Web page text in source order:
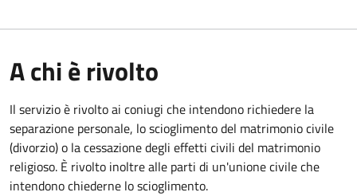
A chi è rivolto
Il servizio è rivolto ai coniugi che intendono richiedere la
separazione personale, lo scioglimento del matrimonio civile
(divorzio) o la cessazione degli effetti civili del matrimonio
religioso. È rivolto inoltre alle parti di un'unione civile che
intendono chiederne lo scioglimento.